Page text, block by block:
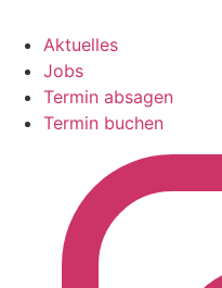
Aktuelles
Jobs
Termin absagen
Termin buchen